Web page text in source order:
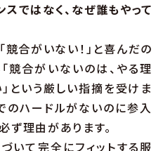
ではなく、なぜ誰もやって
合がいない！」と喜んだの
競合がいないのは、やる理
という厳しい指摘を受けま
のハードルがないのに参入
ず理由があります。
いて完全にフィットする服